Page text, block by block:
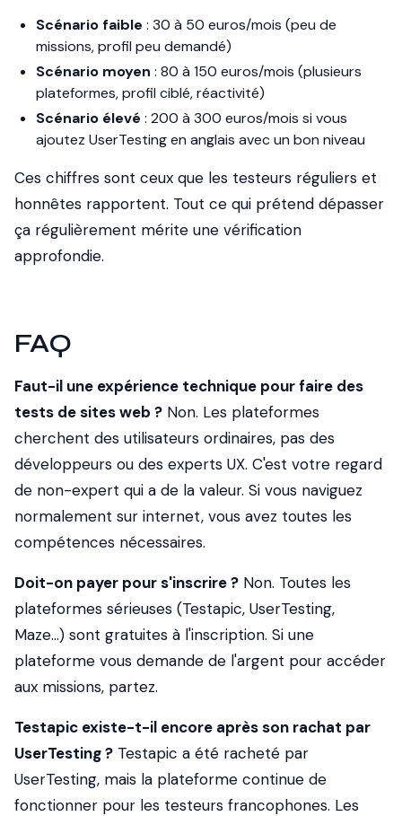
Scénario faible : 30 à 50 euros/mois (peu de
missions, profil peu demandé)
Scénario moyen : 80 à 150 euros/mois (plusieurs
plateformes, profil ciblé, réactivité)
Scénario élevé : 200 à 300 euros/mois si vous
ajoutez UserTesting en anglais avec un bon niveau
Ces chiffres sont ceux que les testeurs réguliers et
honnêtes rapportent. Tout ce qui prétend dépasser
ça régulièrement mérite une vérification
approfondie.
FAQ
Faut-il une expérience technique pour faire des
tests de sites web ? Non. Les plateformes
cherchent des utilisateurs ordinaires, pas des
développeurs ou des experts UX. C'est votre regard
de non-expert qui a de la valeur. Si vous naviguez
normalement sur internet, vous avez toutes les
compétences nécessaires.
Doit-on payer pour s'inscrire ? Non. Toutes les
plateformes sérieuses (Testapic, UserTesting,
Maze...) sont gratuites à l'inscription. Si une
plateforme vous demande de l'argent pour accéder
aux missions, partez.
Testapic existe-t-il encore après son rachat par
UserTesting ? Testapic a été racheté par
UserTesting, mais la plateforme continue de
fonctionner pour les testeurs francophones. Les